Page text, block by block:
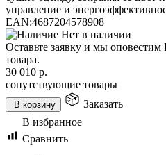
управление и
EAN:4687204578908
Нет в наличии
Оставьте заявку и мы оповестим
товара.
30 010 р.
сопутствующие товары
В корзину
Заказать
В избранное
Сравнить